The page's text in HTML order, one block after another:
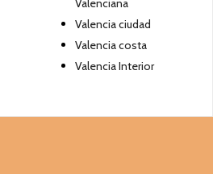
Valenciana
Valencia ciudad
Valencia costa
Valencia Interior